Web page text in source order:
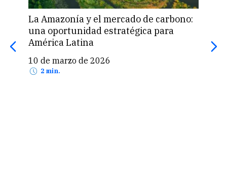
de carbono:
para
Interconexión Eléctrica ISA
realizó una exitosa emisión
por S/ 208.4 millones en el
peruano